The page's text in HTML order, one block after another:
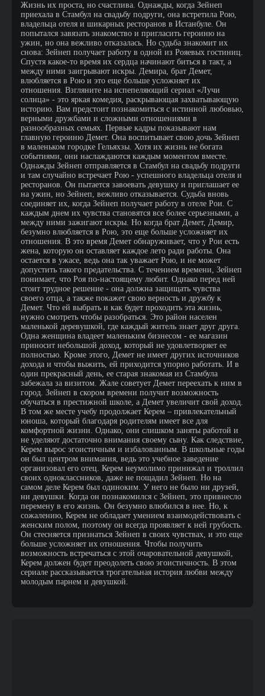
Жизнь их проста, но счастлива. Однажды, когда Зейнеп
приехала в Стамбул на свадьбу подруги, она встретила Рою,
владельца отеля и шикарных ресторанов в Истанбуле. Он
попытался завязать знакомство и пригласить героиню на
ужин, но она вежливо отказалась. Но судьба знакомит их
снова: Зейнеп получает работу в одной из Рояевых гостиниц.
Спустя какое-то время их сердца начинают биться в такт, а
между ними заигрывают искры. Демира, брат Демет,
влюбляется в Рою и это еще больше усложняет их
отношения. Взгляните на испепеляющий сериал «Лучи
солнца» - это яркая комедия, раскрывающая захватывающую
историю. Вам предстоит познакомиться с истинной любовью,
верными дружбами и сложными отношениями в
разнообразных семьях. Первые кадры показывают нам
главную героиню Демет. Она воспитывает свою дочь Зейнеп
в маленьком городке Гельяхзы. Хотя их жизнь не богата
событиями, они наслаждаются каждым моментом вместе.
Однажды Зейнеп отправляется в Стамбул на свадьбу подруги
и там случайно встречает Рою - успешного владельца отеля и
ресторанов. Он пытается завоевать девушку и приглашает ее
на ужин, но Зейнеп, вежливо отказывается. Судьба вновь
соединяет их, когда Зейнеп получает работу в отеле Рои. С
каждым днем их чувства становятся все более серьезными, а
между ними зажигают искры. Но когда брат Демет, Демир,
безумно влюбляется в Рою, это еще больше усложняет их
отношения. В это время Демет обнаруживает, что у Рои есть
жена, которую он оставляет каждое лето ради работы. Она
остается в ужасе, ведь она так уважает Рою, и не может
допустить такого предательства. С течением времени, Зейнеп
понимает, что Роя по-настоящему любит. Однако перед ней
стоит трудное решение - она должна защищать чувства
своего отца, а также покажет свою верность и дружбу к
Демет. Что ей выбрать и как будет проходить эта жизнь,
нужно смотреть чтобы разобраться. Это район населен
маленькой деревушкой, где каждый житель знает друг друга.
Одна женщина владеет маленьким бизнесом - ее магазин
приносит небольшой доход, который не удовлетворяет ее
полностью. Кроме этого, Демет не имеет других источников
дохода и чтобы выжить, ей приходится упорно работать. И в
один прекрасный день, ее старая знакомая из Стамбула
забежала за визитом. Жале советует Демет переехать к ним в
город. Зейнеп в скором времени получит возможность
обучаться в престижной школе, а Демет увеличит свой доход.
В том же месте учебу продолжает Керем – привлекательный
юноша, который благодаря родителям имеет все для
комфортной жизни. Однако, они слишком заняты работой и
не уделяют достаточно внимания своему сыну. Как следствие,
Керем вырос эгоистичным и избалованным. В школьные годы
он был центром внимания, ведь это учебное заведение
организовал его отец. Керем неумолимо принижал и троллил
своих одноклассников, даже не пощадил Зейнеп. Но на
самом деле Керем был одиноким. У него не было ни друзей,
ни девушки. Когда он познакомился с Зейнеп, это привнесло
перемену в его жизнь. Он безумно влюбился в нее. Но, к
сожалению, Керем не обладает умением взаимодействовать с
женским полом, поэтому он всегда проявляет к ней грубость.
Он стесняется признаться Зейнеп в своих чувствах, и это еще
больше усложняет их отношения. Чтобы получить
возможность встречаться с этой очаровательной девушкой,
Керем должен будет преодолеть свою эгоистичность. В этом
сериале рассказывается трогательная история любви между
молодым парнем и девушкой.